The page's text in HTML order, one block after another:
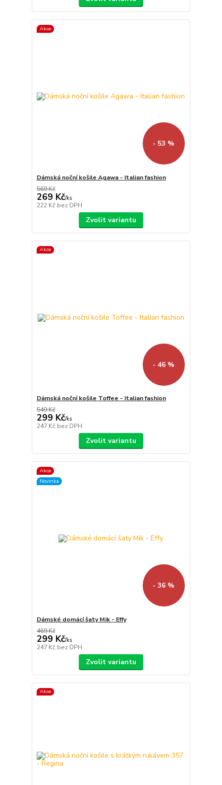
Akce
- 53 %
Dámská noční košile Agawa - Italian fashion
569 Kč
269 Kč/ks
222 Kč bez DPH
Zvolit variantu
Akce
- 46 %
Dámská noční košile Toffee - Italian fashion
549 Kč
299 Kč/ks
247 Kč bez DPH
Zvolit variantu
Akce
Novinka
- 36 %
Dámské domácí šaty Mik - Effy
469 Kč
299 Kč/ks
247 Kč bez DPH
Zvolit variantu
Akce